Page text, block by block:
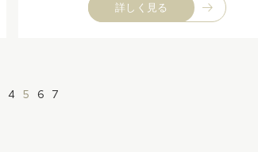
詳しく見る
4 5 6 7